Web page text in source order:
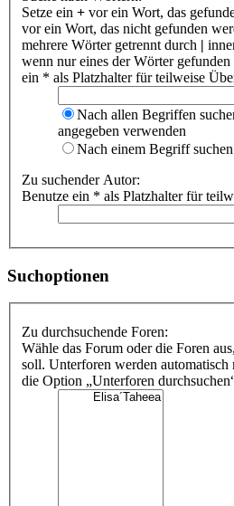
Setze ein + vor ein Wort, das
vor ein Wort, das nicht gefunden
mehrere Wörter getrennt durch |
wenn nur eines der Wörter
ein * als Platzhalter für teilweise
Nach allen Begriffen
angegeben verwenden
Nach einem Begriff suchen
Zu suchender Autor:
Benutze ein * als Platzhalter für
Suchoptionen
Zu durchsuchende Foren:
Wähle das Forum oder die Foren
soll. Unterforen werden automatisch
die Option „Unterforen